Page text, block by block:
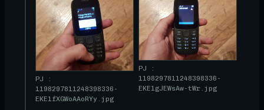
PJ :
1198297811248398336-
EKE1fXGWoAAoRYy.jpg
PJ :
1198297811248398336-
EKE1gJEWsAw-tWr.jpg